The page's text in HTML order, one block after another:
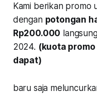
Kami berikan promo
dengan potongan
Rp200.000
2024. (kuota
dapat)
baru saja